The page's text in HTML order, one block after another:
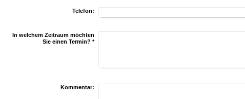
Telefon:
In welchem Zeitraum möchten
Sie einen Termin? *
Kommentar: